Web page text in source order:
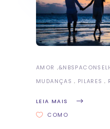
AMOR &NBSP
MUDANÇAS
PILARES
LEIA MAIS
COMO